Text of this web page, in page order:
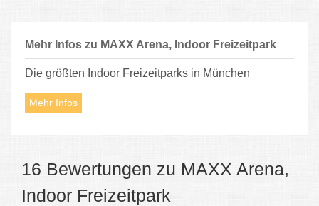
Mehr Infos zu MAXX Arena, Indoor Freizeitpark
Die größten Indoor Freizeitparks in München
Mehr Infos
16 Bewertungen zu MAXX Arena,
Indoor Freizeitpark